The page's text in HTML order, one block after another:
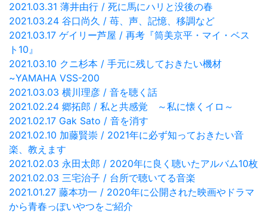
2021.03.31 薄井由行 / 死に馬にハリと没後の春
2021.03.24 谷口尚久 / 苺、声、記憶、移調など
2021.03.17 ゲイリー芦屋 / 再考『筒美京平・マイ・ベス
ト10』
2021.03.10 クニ杉本 / 手元に残しておきたい機材
~YAMAHA VSS-200
2021.03.03 横川理彦 / 音を聴く話
2021.02.24 郷拓郎 / 私と共感覚 ～私に懐くイロ～
2021.02.17 Gak Sato / 音を消す
2021.02.10 加藤賢崇 / 2021年に必ず知っておきたい音
楽、教えます
2021.02.03 永田太郎 / 2020年に良く聴いたアルバム10枚
2021.02.03 三宅治子 / 台所で聴いてる音楽
2021.01.27 藤本功一 / 2020年に公開された映画やドラマ
から青春っぽいやつをご紹介